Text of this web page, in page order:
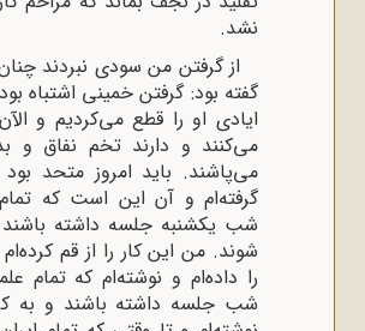
نشد.
از گرفتن من سودی نبردند
گفته بود: گرفتن خمینی اشتباه
ایادی او را قطع می‌کردیم و
می‌کنند و دارند تخم نفاق و
می‌پاشند. باید امروز متحد
گرفته‌ام و آن این است که تمام
شب یکشنبه جلسه داشته
شوند. من این کار را از قم
را داده‌ام و نوشته‌ام که تمام
شب جلسه داشته باشند و به